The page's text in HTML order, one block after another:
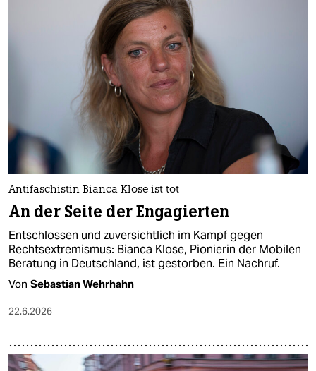
Antifaschistin Bianca Klose ist tot
An der Seite der Engagierten
Entschlossen und zuversichtlich im Kampf gegen
Rechtsextremismus: Bianca Klose, Pionierin der Mobilen
Beratung in Deutschland, ist gestorben. Ein Nachruf.
Von Sebastian Wehrhahn
22.6.2026